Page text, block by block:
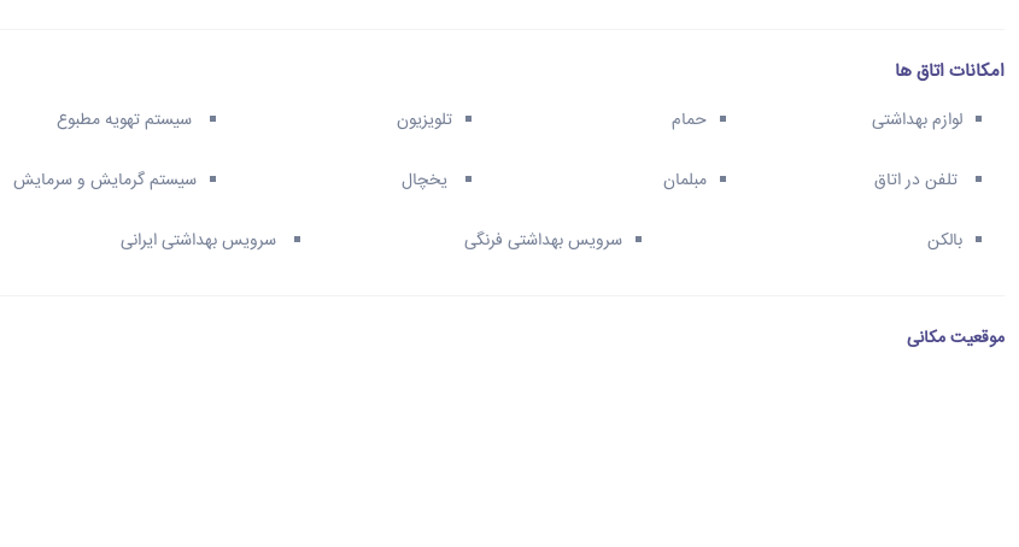
امکانات اتاق ها
لوازم بهداشتی حمام تلویزیون سیستم تهویه مطبوع
تلفن در اتاق مبلمان یخچال سیستم گرمایش و سرمایش
بالکن سرویس بهداشتی فرنگی سرویس بهداشتی ایرانی
موقعیت مکانی